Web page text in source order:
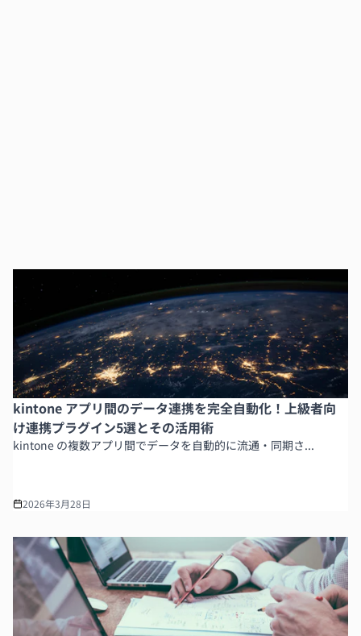
kintone アプリ間のデータ連携を完全自動化！上級者向
け連携プラグイン5選とその活用術
kintone の複数アプリ間でデータを自動的に流通・同期さ...
2026年3月28日